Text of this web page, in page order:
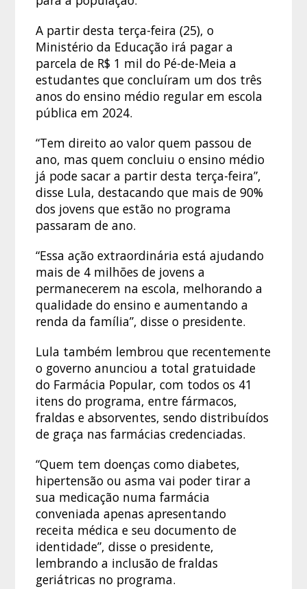
A partir desta terça-feira (25), o
Ministério da Educação irá pagar a
parcela de R$ 1 mil do Pé-de-Meia a
estudantes que concluíram um dos três
anos do ensino médio regular em escola
pública em 2024.
“Tem direito ao valor quem passou de
ano, mas quem concluiu o ensino médio
já pode sacar a partir desta terça-feira”,
disse Lula, destacando que mais de 90%
dos jovens que estão no programa
passaram de ano.
“Essa ação extraordinária está ajudando
mais de 4 milhões de jovens a
permanecerem na escola, melhorando a
qualidade do ensino e aumentando a
renda da família”, disse o presidente.
Lula também lembrou que recentemente
o governo anunciou a total gratuidade
do Farmácia Popular, com todos os 41
itens do programa, entre fármacos,
fraldas e absorventes, sendo distribuídos
de graça nas farmácias credenciadas.
“Quem tem doenças como diabetes,
hipertensão ou asma vai poder tirar a
sua medicação numa farmácia
conveniada apenas apresentando
receita médica e seu documento de
identidade”, disse o presidente,
lembrando a inclusão de fraldas
geriátricas no programa.